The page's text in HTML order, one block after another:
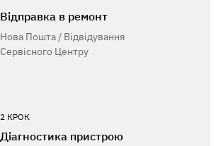
Відправка в ремонт
Нова Пошта / Відвідування
Сервісного Центру
2 КРОК
Діагностика пристрою